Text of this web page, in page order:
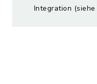
Integration (siehe